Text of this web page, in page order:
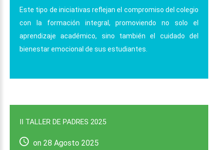
Este tipo de iniciativas reflejan el compromiso del colegio
con la formación integral, promoviendo no solo el
aprendizaje académico, sino también el cuidado del
bienestar emocional de sus estudiantes.
II TALLER DE PADRES 2025
on 28 Agosto 2025